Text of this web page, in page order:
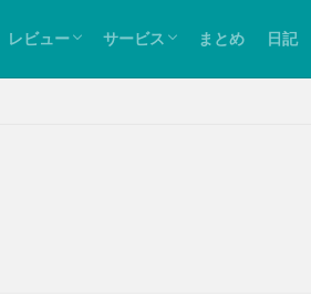
レビュー
バンド紹介
ライブレビュー
音源紹介
サービス
Spotify
Bandcamp
Twitter
まとめ 日記